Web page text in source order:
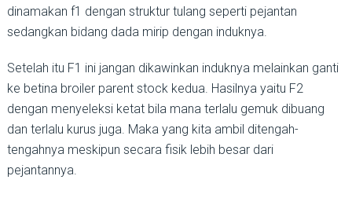
dinamakan f1 dengan struktur tulang seperti pejantan
sedangkan bidang dada mirip dengan induknya.
Setelah itu F1 ini jangan dikawinkan induknya melainkan ganti
ke betina broiler parent stock kedua. Hasilnya yaitu F2
dengan menyeleksi ketat bila mana terlalu gemuk dibuang
dan terlalu kurus juga. Maka yang kita ambil ditengah-
tengahnya meskipun secara fisik lebih besar dari
pejantannya.